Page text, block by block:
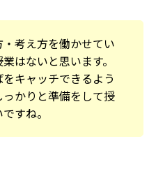
考え方を働かせてい
はないと思います。
キャッチできるよう
っかりと準備をして授
すね。